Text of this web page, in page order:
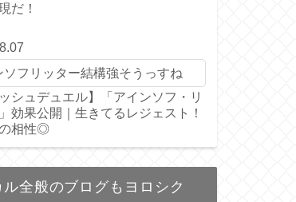
だ！
ソフリッター結構強そうっすね
ッシュデュエル】「アインソフ・リ
効果公開｜生きてるレジェスト！
相性◎
ル全般のブログもヨロシク